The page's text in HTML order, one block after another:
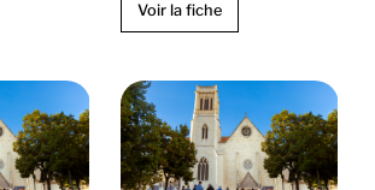
Voir la fiche